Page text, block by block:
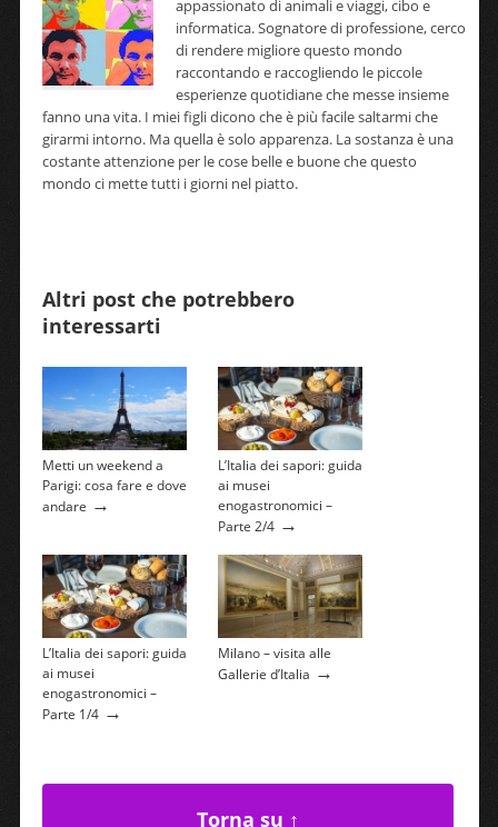
appassionato di animali e viaggi, cibo e
informatica. Sognatore di professione, cerco
di rendere migliore questo mondo
raccontando e raccogliendo le piccole
esperienze quotidiane che messe insieme
fanno una vita. I miei figli dicono che è più facile saltarmi che
girarmi intorno. Ma quella è solo apparenza. La sostanza è una
costante attenzione per le cose belle e buone che questo
mondo ci mette tutti i giorni nel piatto.
Altri post che potrebbero
interessarti
Metti un weekend a
Parigi: cosa fare e dove
andare →
L’Italia dei sapori: guida
ai musei
enogastronomici –
Parte 2/4→
L’Italia dei sapori: guida
ai musei
enogastronomici –
Parte 1/4→
Milano – visita alle
Gallerie d’Italia →
Torna su ↑